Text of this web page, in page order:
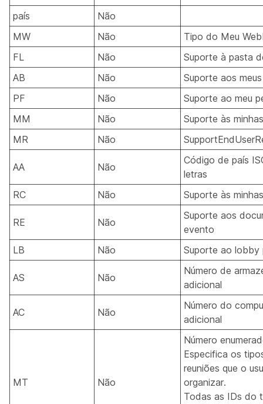
país
Não
MW
Não
Tipo do Meu
FL
Não
Suporte à pasta
AB
Não
Suporte aos
PF
Não
Suporte ao meu
MM
Não
Suporte às
MR
Não
AA Não
Código de país
letras
RC
Não Suporte às
RE Não
Suporte aos
evento
LB
Não Suporte ao lobby
AS Não
Número de
adicional
AC Não
Número do
adicional
MT Não
Número
Especifica os
reuniões que o
organizar.
Todas as IDs do